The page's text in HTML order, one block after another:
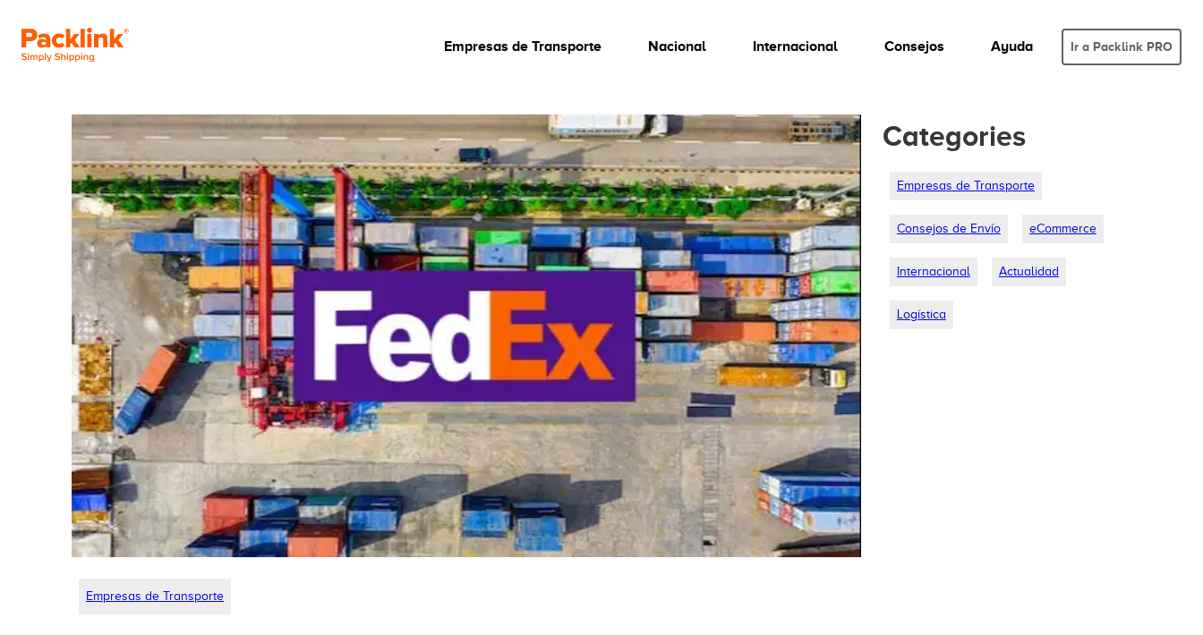
Empresas de Transporte Nacional Internacional Consejos Ayuda Ir a Packlink PRO
Empresas de Transporte
Categories
Empresas de Transporte
Consejos de Envío eCommerce
Internacional Actualidad
Logística